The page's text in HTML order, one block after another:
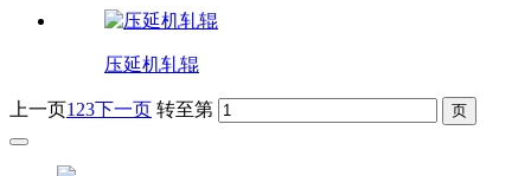
压延机轧辊
上一页1 23下一页 转至第